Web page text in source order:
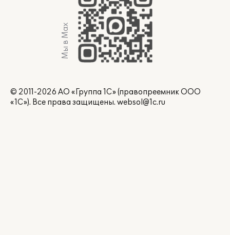
Мы в Max
© 2011-2026 АО «Группа 1С» (правопреемник ООО
«1С»). Все права защищены. websol@1c.ru